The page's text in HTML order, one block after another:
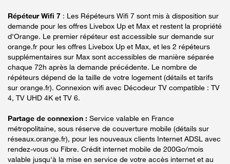
Répéteur Wifi 7 : Les Répéteurs Wifi 7 sont mis à disposition sur
demande pour les offres Livebox Up et Max et restent la propriété
d'Orange. Le premier répéteur est accessible sur demande sur
orange.fr pour les offres Livebox Up et Max, et les 2 répéteurs
supplémentaires sur Max sont accessibles de manière séparée
chaque 72h après la demande précédente. Le nombre de
répéteurs dépend de la taille de votre logement (détails et tarifs
sur orange.fr). Connexion wifi avec Décodeur TV compatible : TV
4, TV UHD 4K et TV 6.
Partage de connexion : Service valable en France
métropolitaine, sous réserve de couverture mobile (détails sur
réseaux.orange.fr), pour les nouveaux clients Internet ADSL avec
rendez-vous ou Fibre. Crédit internet mobile de 200Go/mois
valable jusqu'à la mise en service de votre accès internet et au